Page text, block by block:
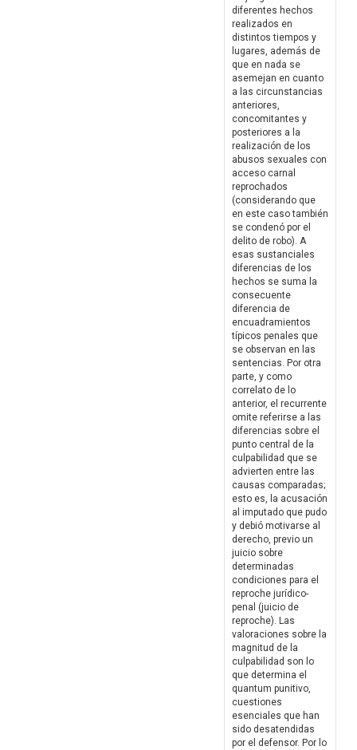
diferentes hechos
realizados en
distintos tiempos y
lugares, además de
que en nada se
asemejan en cuanto
a las circunstancias
anteriores,
concomitantes y
posteriores a la
realización de los
abusos sexuales con
acceso carnal
reprochados
(considerando que
en este caso también
se condenó por el
delito de robo). A
esas sustanciales
diferencias de los
hechos se suma la
consecuente
diferencia de
encuadramientos
típicos penales que
se observan en las
sentencias. Por otra
parte, y como
correlato de lo
anterior, el recurrente
omite referirse a las
diferencias sobre el
punto central de la
culpabilidad que se
advierten entre las
causas comparadas;
esto es, la acusación
al imputado que pudo
y debió motivarse al
derecho, previo un
juicio sobre
determinadas
condiciones para el
reproche jurídico-
penal (juicio de
reproche). Las
valoraciones sobre la
magnitud de la
culpabilidad son lo
que determina el
quantum punitivo,
cuestiones
esenciales que han
sido desatendidas
por el defensor. Por lo